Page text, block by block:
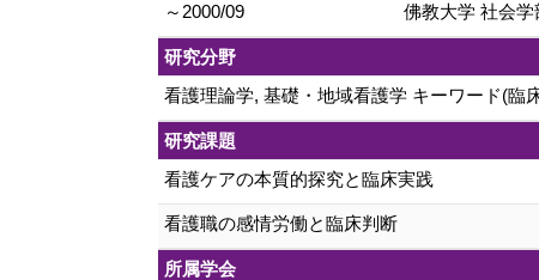
～2000/09 佛教大学 社会学
研究分野
看護理論学, 基礎・地域看護学 キーワード(臨
研究課題
看護ケアの本質的探究と臨床実践
看護職の感情労働と臨床判断
所属学会